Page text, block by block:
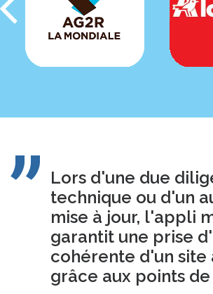
Lors d'une due
technique ou d'un
mise à jour, l'appli
garantit une prise
cohérente d'un site
grâce aux points